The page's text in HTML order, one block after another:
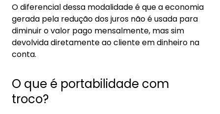
3. Quando o banco pode negar a
portabilidade de consignado?
4. Portabilidade com troco: quando fazer?
O diferencial dessa modalidade é que a economia
gerada pela redução dos juros não é usada para
diminuir o valor pago mensalmente, mas sim
devolvida diretamente ao cliente em dinheiro na
conta.
O que é portabilidade com
troco?